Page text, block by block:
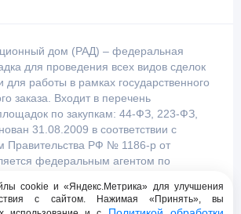
дом (РАД) – федеральная
для проведения всех видов сделок
работы в рамках государственного
заказа. Входит в перечень
по закупкам: 44-ФЗ, 223-ФЗ,
31.08.2009 в соответствии с
Правительства РФ № 1186-р от
федеральным агентом по
Российской Федерации.
cookie и «Яндекс.Метрика» для улучшения
с сайтом. Нажимая «Принять», вы